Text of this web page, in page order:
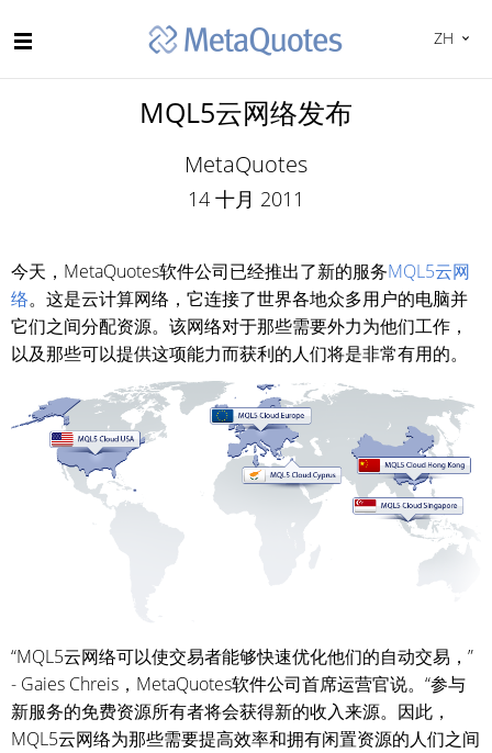
ZH
MQL5云网络发布
MetaQuotes
14 十月 2011
今天，MetaQuotes软件公司已经推出了新的服务MQL5云网
络。这是云计算网络，它连接了世界各地众多用户的电脑并
它们之间分配资源。该网络对于那些需要外力为他们工作，
以及那些可以提供这项能力而获利的人们将是非常有用的。
“MQL5云网络可以使交易者能够快速优化他们的自动交易，”
- Gaies Chreis，MetaQuotes软件公司首席运营官说。“参与
新服务的免费资源所有者将会获得新的收入来源。因此，
MQL5云网络为那些需要提高效率和拥有闲置资源的人们之间